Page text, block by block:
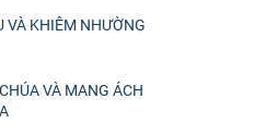
VÀ KHIÊM NHƯỜNG
VÀ MANG ÁCH